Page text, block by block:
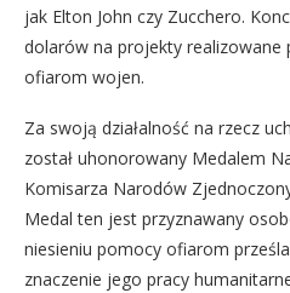
jak Elton John czy Zucchero.
dolarów na projekty realizowane
ofiarom wojen.
Za swoją działalność na rzecz
został uhonorowany Medalem
Komisarza Narodów
Medal ten jest przyznawany
niesieniu pomocy ofiarom
znaczenie jego pracy